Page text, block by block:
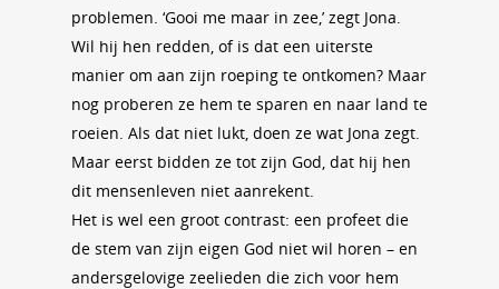
problemen. ‘Gooi me maar in zee,’ zegt Jona.
Wil hij hen redden, of is dat een uiterste
manier om aan zijn roeping te ontkomen? Maar
nog proberen ze hem te sparen en naar land te
roeien. Als dat niet lukt, doen ze wat Jona zegt.
Maar eerst bidden ze tot zijn God, dat hij hen
dit mensenleven niet aanrekent.
Het is wel een groot contrast: een profeet die
de stem van zijn eigen God niet wil horen – en
andersgelovige zeelieden die zich voor hem